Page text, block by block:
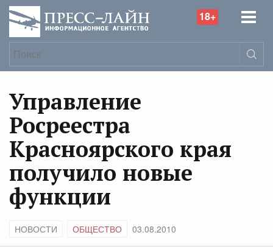
18+
Управление
Росреестра
Красноярского края
получило новые
функции
НОВОСТИ ОБЩЕСТВО 03.08.2010